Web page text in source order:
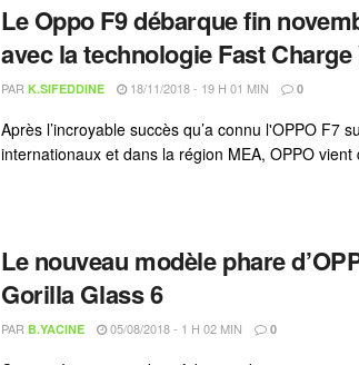
Le Oppo F9 débarque fin
avec la technologie Fast Charge
PAR K.SIFEDDINE 18/11/2018 - 19 H 01 MIN 0
Après l’incroyable succès qu’a connu l'OPPO F7
internationaux et dans la région MEA, OPPO vient
Le nouveau modèle phare
Gorilla Glass 6
PAR B.YACINE 05/08/2018 - 1 H 02 MIN 0